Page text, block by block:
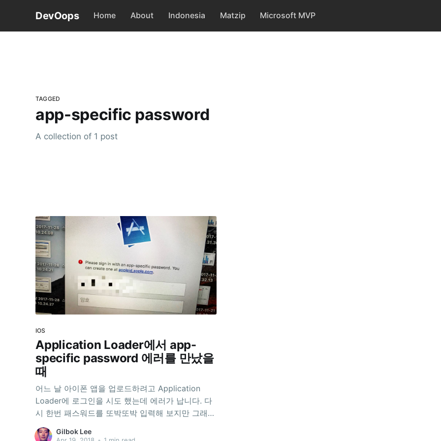
DevOops Home About Indonesia Matzip Microsoft MVP
TAGGED
app-specific password
A collection of 1 post
IOS
Application Loader에서 app-
specific password 에러를 만났을
때
어느 날 아이폰 앱을 업로드하려고 Application
Loader에 로그인을 시도 했는데 에러가 납니다. 다
시 한번 패스워드를 또박또박 입력해 보지만 그래도
에러가 납니다. '뭐야...' 그제서야 에러 메시지를 자
세히 읽어 봅니다. app-specific password를 입력
Gilbok Lee